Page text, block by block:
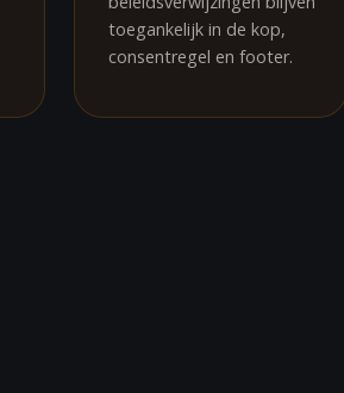
toegankelijk in de kop,
consentregel en footer.